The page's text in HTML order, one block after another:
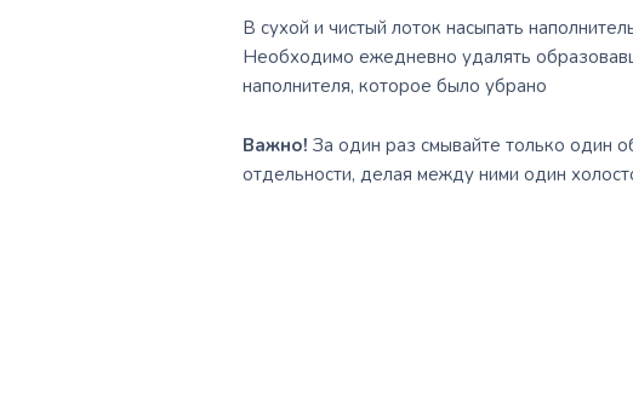
В сухой и чистый лоток насыпать
Необходимо ежедневно удалять
наполнителя, которое было убрано
Важно! За один раз смывайте только один
отдельности, делая между ними один